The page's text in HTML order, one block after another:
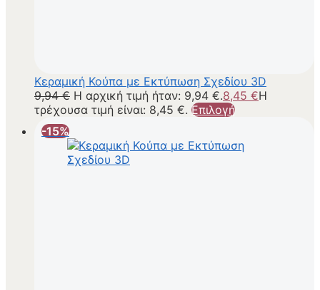
Κεραμική Κούπα με Εκτύπωση Σχεδίου 3D
9,94€ Η αρχική τιμή ήταν: 9,94 €.8,45 €Η
τρέχουσα τιμή είναι: 8,45 €. Επιλογή
-15%